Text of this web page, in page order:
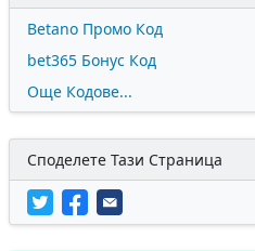
Betano Промо Код
bet365 Бонус Код
Още Кодове...
Споделете Тази Страница